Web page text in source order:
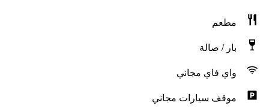
مطعم
بار / صالة
واي فاي مجاني
موقف سيارات مجاني